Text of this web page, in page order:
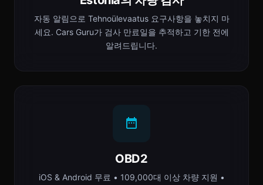
자동 알림으로 Tehnoülevaatus 요구사항을 놓치지 마
세요. Cars Guru가 검사 만료일을 추적하고 기한 전에
알려드립니다.
OBD2
iOS & Android 무료 • 109,000대 이상 차량 지원 •